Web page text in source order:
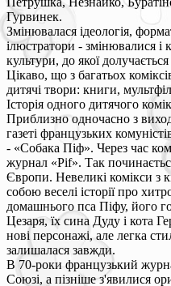
Гурвинек.
Змінювалася ідеологія,
ілюстратори - змінювалися
культури, до якої
Цікаво, що з багатьох
дитячі твори: книги,
Історія одного дитячого
Приблизно одночасно з
газеті французьких
- «Собака Піф». Через час
журнал «Pif». Так
Європи. Невеликі комікси з
собою веселі історії про
домашнього пса Піфу, його
Цезаря, їх сина Дуду і кота
нові персонажі, але легка
залишалася завжди.
В 70-роки французький
Союзі, а пізніше з'явилися